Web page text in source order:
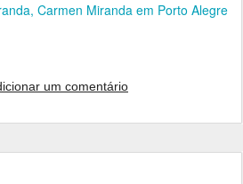
Carmen Miranda em Porto Alegre
um comentário